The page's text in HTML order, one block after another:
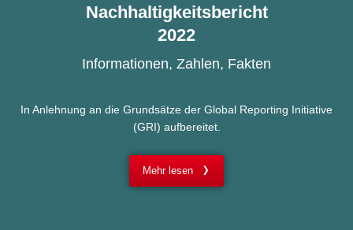
Nachhaltigkeitsbericht
2022
Informationen, Zahlen, Fakten
In Anlehnung an die Grundsätze der Global Reporting Initiative
(GRI) aufbereitet.
Mehr lesen